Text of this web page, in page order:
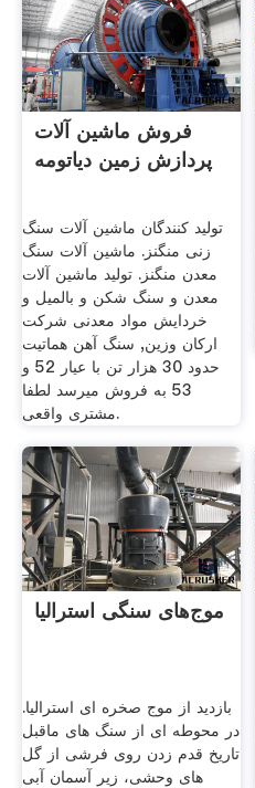
فروش ماشین آلات
پردازش زمین دیاتومه
تولید کنندگان ماشین آلات سنگ
زنی منگنز. ماشین آلات سنگ
معدن منگنز. تولید ماشین آلات
معدن و سنگ شکن و بالمیل و
خردایش مواد معدنی شرکت
ارکان وزین, سنگ آهن هماتیت
حدود 30 هزار تن با عیار 52 و
53 به فروش میرسد لطفا
مشتری واقعی.
موج‌های سنگی استرالیا
بازدید از موج صخره ای استرالیا.
در محوطه ای از سنگ های ماقبل
تاریخ قدم زدن روی فرشی از گل
های وحشی، زیر آسمان آبی